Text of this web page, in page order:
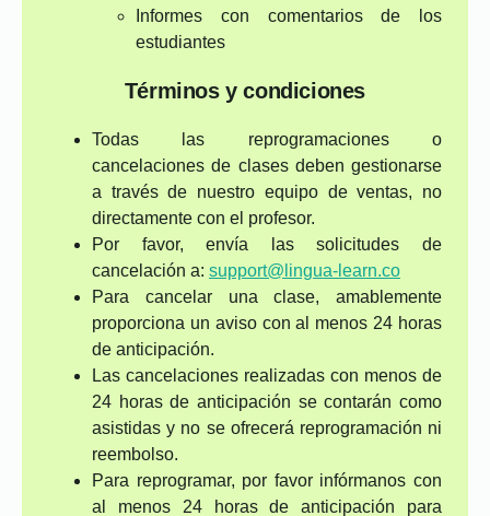
Informes con comentarios de los
estudiantes
Términos y condiciones
Todas las reprogramaciones o
cancelaciones de clases deben gestionarse
a través de nuestro equipo de ventas, no
directamente con el profesor.
Por favor, envía las solicitudes de
cancelación a: support@lingua-learn.co
Para cancelar una clase, amablemente
proporciona un aviso con al menos 24 horas
de anticipación.
Las cancelaciones realizadas con menos de
24 horas de anticipación se contarán como
asistidas y no se ofrecerá reprogramación ni
reembolso.
Para reprogramar, por favor infórmanos con
al menos 24 horas de anticipación para